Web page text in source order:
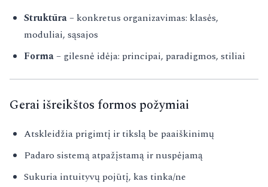
Struktūra– konkretus organizavimas: klasės,
moduliai, sąsajos
Forma– gilesnė idėja: principai, paradigmos, stiliai
Gerai išreikštos formos požymiai
Atskleidžia prigimtį ir tikslą be paaiškinimų
Padaro sistemą atpažįstamą ir nuspėjamą
Sukuria intuityvų pojūtį, kas tinka/ne